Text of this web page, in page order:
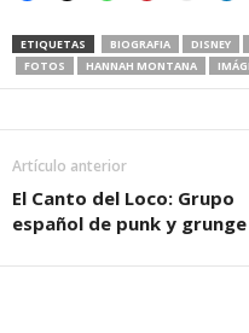
ETIQUETAS BIOGRAFIA DISNEY
FOTOS
HANNAH MONTANA
Artículo anterior
El Canto del Loco: Grupo
español de punk y grunge